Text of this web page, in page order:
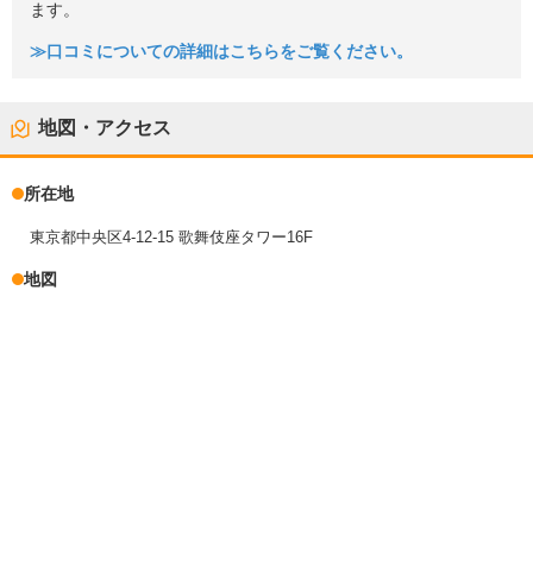
ます。
≫口コミについての詳細はこちらをご覧ください。
地図・アクセス
所在地
東京都中央区4-12-15 歌舞伎座タワー16F
地図